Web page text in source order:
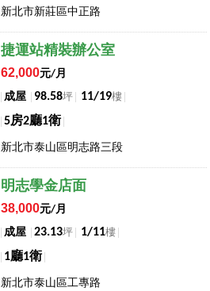
新北市新莊區中正路
捷運站精裝辦公室
62,000元/月
成屋
98.58坪 11/19樓
5房2廳1衛
新北市泰山區明志路三段
明志學金店面
38,000元/月
成屋
23.13坪 1/11樓
1廳1衛
新北市泰山區工專路